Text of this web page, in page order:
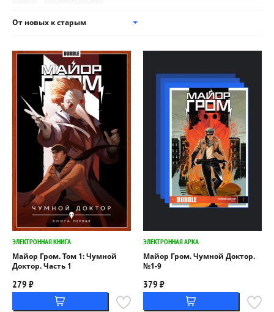
От новых к старым
ЭЛЕКТРОННАЯ КНИГА
Майор Гром. Том 1: Чумной
Доктор. Часть 1
279 ₽
ЭЛЕКТРОННАЯ АРКА
Майор Гром. Чумной Доктор.
№1-9
379 ₽